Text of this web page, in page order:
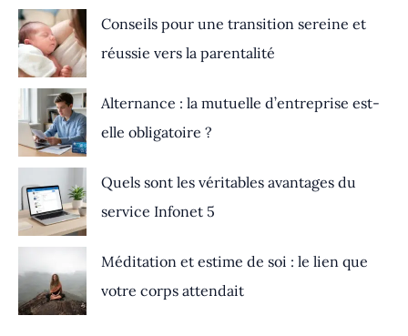
Conseils pour une transition sereine et
réussie vers la parentalité
Alternance : la mutuelle d’entreprise est-
elle obligatoire ?
Quels sont les véritables avantages du
service Infonet 5
Méditation et estime de soi : le lien que
votre corps attendait